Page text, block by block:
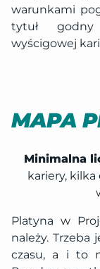
warunkami
tytuł godny
wyścigowej
MAPA
Minimalna
kariery,
Platyna w
należy. Trzeba
czasu, a i to